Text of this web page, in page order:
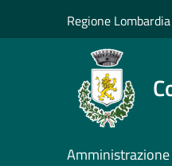
Regione Lombardia
Amministrazione